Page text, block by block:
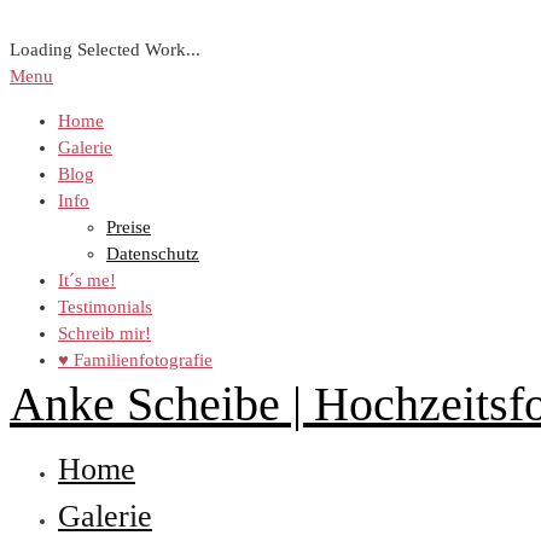
Loading Selected Work...
Menu
Home
Galerie
Blog
Info
Preise
Datenschutz
It´s me!
Testimonials
Schreib mir!
♥ Familienfotografie
Anke Scheibe |
Home
Galerie